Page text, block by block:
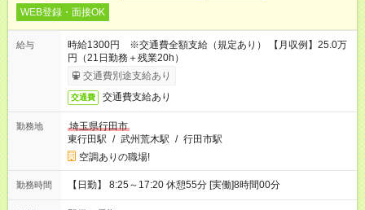
WEB登録・面接OK
給与
時給1300円 ※交通費全額支給（規定あり） 【月収例】25.0万
円（21日勤務＋残業20h）
交通費別途支給あり
交通費 交通費支給あり
勤務地
埼玉県行田市
東行田駅 / 武州荒木駅 / 行田市駅
空調ありの職場!
勤務時間 【日勤】 8:25～17:20 休憩55分 [実働]8時間00分